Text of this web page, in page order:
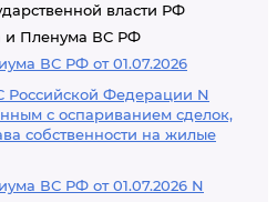
власти РФ
и Пленума ВС РФ
ВС РФ от 01.07.2026
Российской Федерации N
с оспариванием сделок,
собственности на жилые
ВС РФ от 01.07.2026 N